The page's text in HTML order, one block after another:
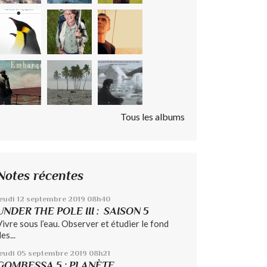
Tous les albums
récentes
12 septembre 2019 08h40
THE POLE III : SAISON 5
sous l’eau. Observer et étudier le fond
05 septembre 2019 08h21